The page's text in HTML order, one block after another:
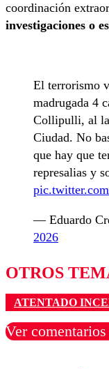
coordinación
investigaciones o
El terrorismo
madrugada 4
Collipulli, al
Ciudad. No
que hay que
represalias y
— Eduardo
2026
OTROS
ATENTADO
Ver comentarios